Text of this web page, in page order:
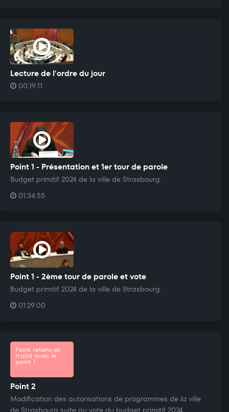
Lecture de l’ordre du jour
00:19:11
Point 1 - Présentation et 1er tour de parole
Budget primitif 2024 de la ville de Strasbourg.
01:34:55
Point 1 - 2ème tour de parole et vote
Budget primitif 2024 de la ville de Strasbourg.
01:29:00
Point retenu et
traité avec le
point 1
Point 2
Modification des autorisations de programmes de la ville
de Strasbourg suite au vote du budget primitif 2024.